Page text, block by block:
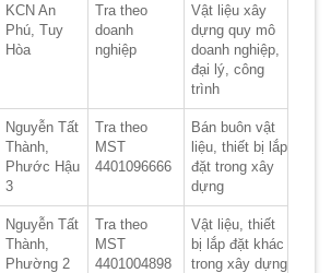
KCN An
Phú, Tuy
Hòa
Tra theo
doanh
nghiệp
Vật liệu xây
dựng quy mô
doanh nghiệp,
đại lý, công
trình
Nguyễn Tất
Thành,
Phước Hậu
3
Tra theo
MST
4401096666
Bán buôn vật
liệu, thiết bị lắp
đặt trong xây
dựng
Nguyễn Tất
Thành,
Phường 2
Tra theo
MST
4401004898
Vật liệu, thiết
bị lắp đặt khác
trong xây dựng